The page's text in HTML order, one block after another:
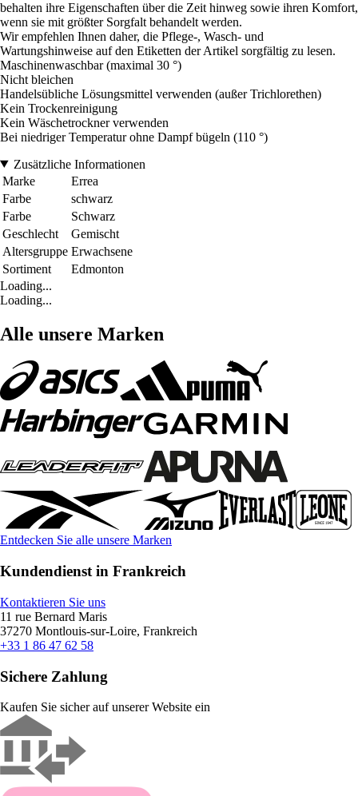
behalten ihre Eigenschaften über die Zeit hinweg sowie ihren Komfort,
wenn sie mit größter Sorgfalt behandelt werden.
Wir empfehlen Ihnen daher, die Pflege-, Wasch- und
Wartungshinweise auf den Etiketten der Artikel sorgfältig zu lesen.
Maschinenwaschbar (maximal 30 °)
Nicht bleichen
Handelsübliche Lösungsmittel verwenden (außer Trichlorethen)
Kein Trockenreinigung
Kein Wäschetrockner verwenden
Bei niedriger Temperatur ohne Dampf bügeln (110 °)
Zusätzliche Informationen
Marke
Errea
Farbe
schwarz
Farbe
Schwarz
Geschlecht
Gemischt
Altersgruppe Erwachsene
Sortiment
Edmonton
Loading...
Loading...
Alle unsere Marken
Entdecken Sie alle unsere Marken
Kundendienst in Frankreich
Kontaktieren Sie uns
11 rue Bernard Maris
37270 Montlouis-sur-Loire, Frankreich
+33 1 86 47 62 58
Sichere Zahlung
Kaufen Sie sicher auf unserer Website ein